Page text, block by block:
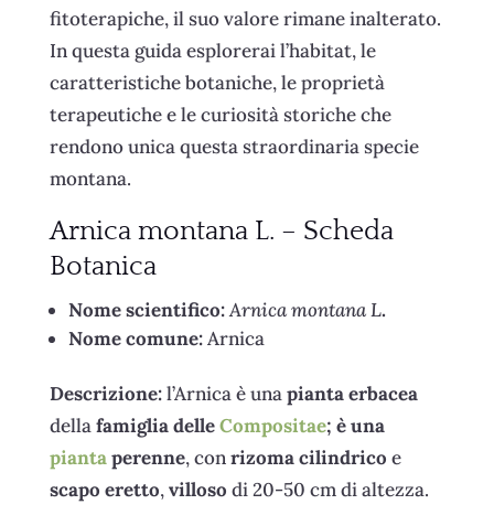
fitoterapiche, il suo valore rimane inalterato.
In questa guida esplorerai l’habitat, le
caratteristiche botaniche, le proprietà
terapeutiche e le curiosità storiche che
rendono unica questa straordinaria specie
montana.
Arnica montana L. – Scheda
Botanica
Nome scientifico:Arnica montana L.
Nome comune:Arnica
Descrizione:l’Arnica è unapianta erbacea
dellafamiglia delleCompositae; è una
piantaperenne, conrizoma cilindrico e
scapo eretto,villoso di 20-50 cm di altezza.